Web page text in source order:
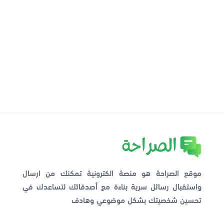
موقع الصراحة هو منصة الكترونية تمكنك من ارسال
واستقبال رسائل سرية بناءة مع أصدقائك لتساعدك في
تحسين شخصيتك بشكل موضوعي وهادف